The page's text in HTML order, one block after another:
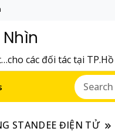
các đối tác tại
STANDEE ĐIỆN TỬ